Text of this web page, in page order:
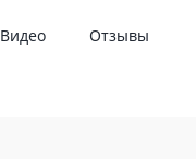
Видео Отзывы